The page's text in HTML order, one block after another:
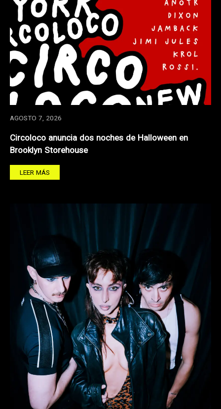
AGOSTO 7, 2026
Circoloco anuncia dos noches de Halloween en
Brooklyn Storehouse
LEER MÁS